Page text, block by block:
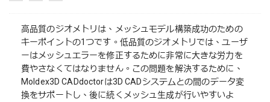
高品質のジオメトリは、メッシュモデル構築成功のための
キーポイントの1つです。低品質のジオメトリでは、ユーザ
ーはメッシュエラーを修正するために非常に大きな労力を
費やさなくてはなりません。この問題を解決するために、
Moldex3D CADdoctorは3D CADシステムとの間のデータ変
換をサポートし、後に続くメッシュ生成が行いやすいよ